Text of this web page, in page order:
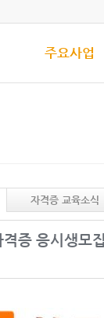
주요사업
자격증 교육소식
증 응시생모